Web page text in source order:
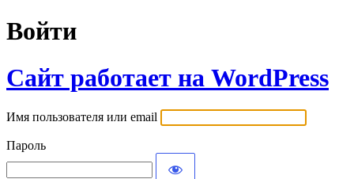
Войти
Сайт работает на WordPress
Имя пользователя или email
Пароль